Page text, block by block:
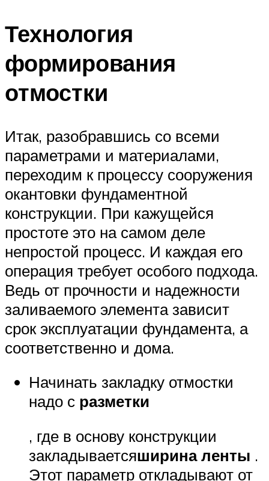
Технология
формирования
отмостки
Итак, разобравшись со всеми
параметрами и материалами,
переходим к процессу сооружения
окантовки фундаментной
конструкции. При кажущейся
простоте это на самом деле
непростой процесс. И каждая его
операция требует особого подхода.
Ведь от прочности и надежности
заливаемого элемента зависит
срок эксплуатации фундамента, а
соответственно и дома.
Начинать закладку отмостки
надо с разметки
, где в основу конструкции
закладываетсяширина ленты .
Этот параметр откладывают от